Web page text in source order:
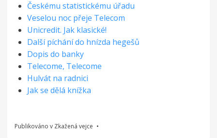
Českému statistickému úřadu
Veselou noc přeje Telecom
Unicredit. Jak klasické!
Další píchání do hnízda hegešů
Dopis do banky
Telecome, Telecome
Hulvát na radnici
Jak se dělá knížka
Publikováno v Zkažená vejce